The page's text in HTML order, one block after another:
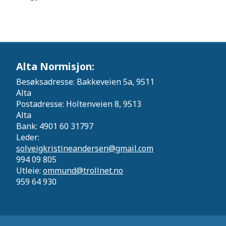
Alta Normisjon:
Besøksadresse: Bakkeveien 5a, 9511
Alta
Postadresse: Holtenveien 8, 9513
Alta
Bank: 4901 60 31797
Leder:
solveigkristineandersen@gmail.com
994 09 805
Utleie: ommund@trollnet.no
959 64 930